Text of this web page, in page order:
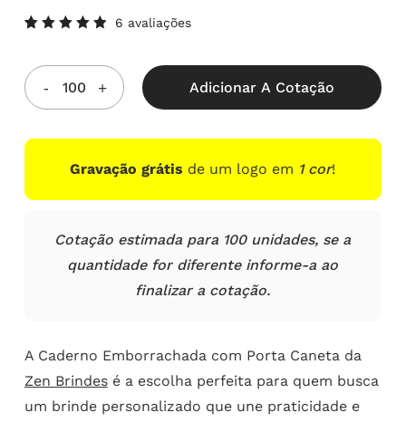
5.00de
5, com
baseado
em
clientes
6 avaliações
Adicionar A Cotação
Gravação grátis de um logo em 1 cor!
Cotação estimada para 100 unidades, se a
quantidade for diferente informe-a ao
finalizar a cotação.
A Caderno Emborrachada com Porta Caneta da
Zen Brindesé a escolha perfeita para quem busca
um brinde personalizado que une praticidade e